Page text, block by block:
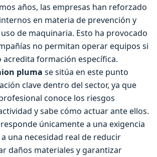
años, las empresas han reforzado
en materia de prevención y
de maquinaria. Esto ha provocado
no permitan operar equipos si
formación específica.
pluma se sitúa en este punto
clave dentro del sector, ya que
conoce los riesgos
y sabe cómo actuar ante ellos.
únicamente a una exigencia
una necesidad real de reducir
daños materiales y garantizar